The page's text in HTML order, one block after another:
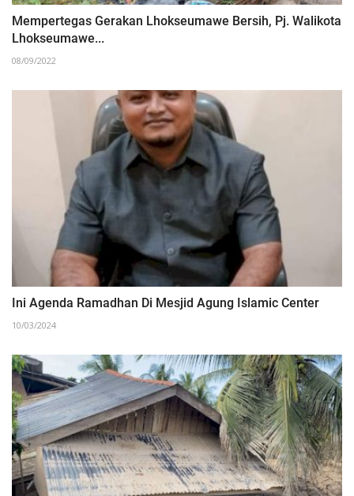
Mempertegas Gerakan Lhokseumawe Bersih, Pj. Walikota
Lhokseumawe...
08/09/2022
Ini Agenda Ramadhan Di Mesjid Agung Islamic Center
10/03/2024